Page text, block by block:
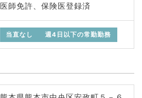
医師免許、保険医登録済
当直なし 週4日以下の常勤勤務